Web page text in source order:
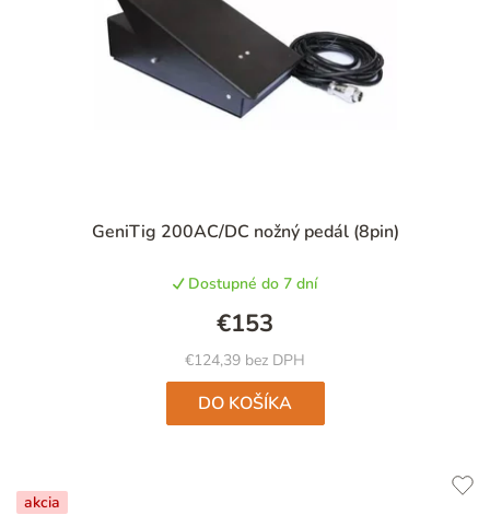
GeniTig 200AC/DC nožný pedál (8pin)
Dostupné do 7 dní
€124,39 bez DPH
€153
DO KOŠÍKA
akcia